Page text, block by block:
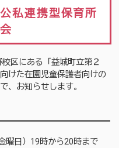
私連携型保育所
区にある「益城町立第２
けた在園児童保護者向けの
、お知らせします。
曜日）19時から20時まで